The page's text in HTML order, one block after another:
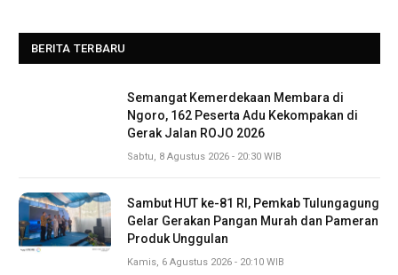
BERITA TERBARU
Semangat Kemerdekaan Membara di
Ngoro, 162 Peserta Adu Kekompakan di
Gerak Jalan ROJO 2026
Sabtu, 8 Agustus 2026 - 20:30 WIB
Sambut HUT ke-81 RI, Pemkab Tulungagung
Gelar Gerakan Pangan Murah dan Pameran
Produk Unggulan
Kamis, 6 Agustus 2026 - 20:10 WIB